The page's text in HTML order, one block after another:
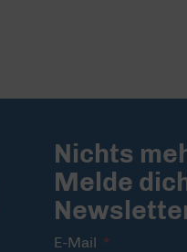
Nichts
Melde
E-Mail